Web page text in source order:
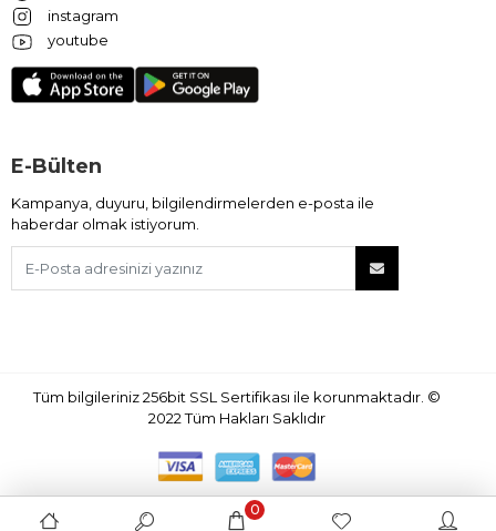
instagram
youtube
E-Bülten
Kampanya, duyuru, bilgilendirmelerden e-posta ile
haberdar olmak istiyorum.
Tüm bilgileriniz 256bit SSL Sertifikası ile korunmaktadır. ©
2022Tüm Hakları Saklıdır
0